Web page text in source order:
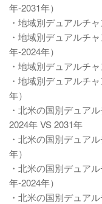
年-2031年）
・地域別デュアルチ
・地域別デュアルチ
年-2024年）
・地域別デュアルチ
・地域別デュアルチ
年）
・北米の国別デュア
2024年 VS 2031年
・北米の国別デュア
年）
・北米の国別デュア
年-2024年）
・北米の国別デュア